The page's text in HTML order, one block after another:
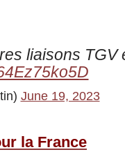
liaisons TGV
June 19, 2023
la France